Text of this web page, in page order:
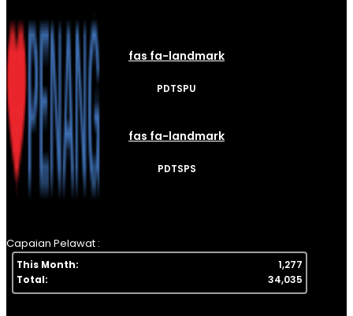
fas fa-landmark
PDTSPU
fas fa-landmark
PDTSPS
Capaian Pelawat :
This Month:
1,277
Total:
34,035